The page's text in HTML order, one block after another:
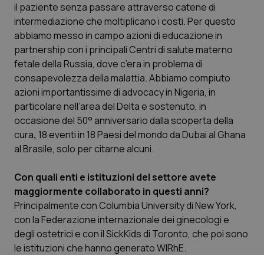
Provincia Autonoma di Trento
Puglia
Sardegna
Sicilia
Toscana
Valle D’Aosta
Veneto
Ipertensione & Scompenso
Malattie rare
Malattia di Crohn & Rettocolite Ulcerosa
Neuroscienze & patologie neurodegenerative
Obesità
Oncodermatologia
Oncoematologia
il paziente senza passare attraverso catene di
intermediazione che moltiplicano i costi. Per questo
abbiamo messo in campo azioni di educazione in
partnership con i principali Centri di salute materno
fetale della Russia, dove c’era in problema di
consapevolezza della malattia. Abbiamo compiuto
azioni importantissime di advocacy in Nigeria, in
particolare nell’area del Delta e sostenuto, in
occasione del 50° anniversario dalla scoperta della
cura, 18 eventi in 18 Paesi del mondo da Dubai al Ghana
al Brasile, solo per citarne alcuni.
Con quali enti e istituzioni del settore avete
maggiormente collaborato in questi anni?
Principalmente con Columbia University di New York,
con la Federazione internazionale dei ginecologi e
degli ostetrici e con il SickKids di Toronto, che poi sono
le istituzioni che hanno generato WIRhE.